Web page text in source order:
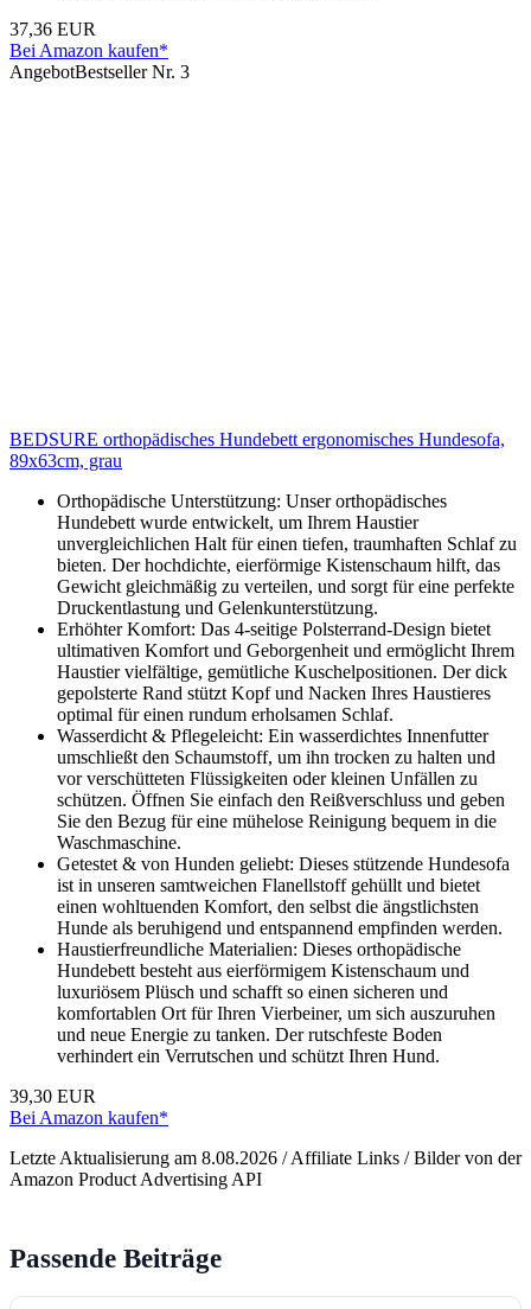
37,36 EUR
Bei Amazon kaufen*
AngebotBestseller Nr. 3
BEDSURE orthopädisches Hundebett ergonomisches Hundesofa,
89x63cm, grau
Orthopädische Unterstützung: Unser orthopädisches
Hundebett wurde entwickelt, um Ihrem Haustier
unvergleichlichen Halt für einen tiefen, traumhaften Schlaf zu
bieten. Der hochdichte, eierförmige Kistenschaum hilft, das
Gewicht gleichmäßig zu verteilen, und sorgt für eine perfekte
Druckentlastung und Gelenkunterstützung.
Erhöhter Komfort: Das 4-seitige Polsterrand-Design bietet
ultimativen Komfort und Geborgenheit und ermöglicht Ihrem
Haustier vielfältige, gemütliche Kuschelpositionen. Der dick
gepolsterte Rand stützt Kopf und Nacken Ihres Haustieres
optimal für einen rundum erholsamen Schlaf.
Wasserdicht & Pflegeleicht: Ein wasserdichtes Innenfutter
umschließt den Schaumstoff, um ihn trocken zu halten und
vor verschütteten Flüssigkeiten oder kleinen Unfällen zu
schützen. Öffnen Sie einfach den Reißverschluss und geben
Sie den Bezug für eine mühelose Reinigung bequem in die
Waschmaschine.
Getestet & von Hunden geliebt: Dieses stützende Hundesofa
ist in unseren samtweichen Flanellstoff gehüllt und bietet
einen wohltuenden Komfort, den selbst die ängstlichsten
Hunde als beruhigend und entspannend empfinden werden.
Haustierfreundliche Materialien: Dieses orthopädische
Hundebett besteht aus eierförmigem Kistenschaum und
luxuriösem Plüsch und schafft so einen sicheren und
komfortablen Ort für Ihren Vierbeiner, um sich auszuruhen
und neue Energie zu tanken. Der rutschfeste Boden
verhindert ein Verrutschen und schützt Ihren Hund.
39,30 EUR
Bei Amazon kaufen*
Letzte Aktualisierung am 8.08.2026 / Affiliate Links / Bilder von der
Amazon Product Advertising API
Passende Beiträge